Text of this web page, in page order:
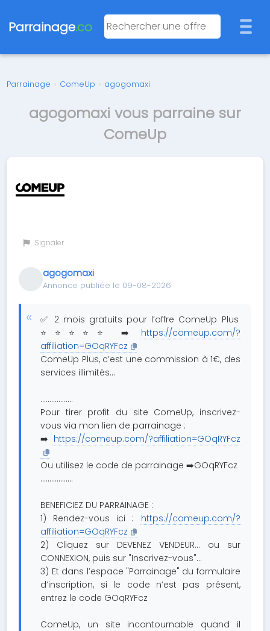
Parrainage.co
Parrainage › ComeUp › agogomaxi
agogomaxi vous parraine sur
ComeUp
Signaler
agogomaxi
Annonce publiée le 09-08-2026
✅ 2 mois gratuits pour l’offre ComeUp Plus
⭐⭐⭐⭐⭐ ➡️
https://comeup.com/?
affiliation=GOqRYFcz
ComeUp Plus, c’est une commission à 1€, des
services illimités…
………………
Pour tirer profit du site ComeUp, inscrivez-
vous via mon lien de parrainage :
➡️ https://comeup.com/?affiliation=GOqRYFcz
Ou utilisez le code de parrainage ➡️GOqRYFcz
…………......
BENEFICIEZ DU PARRAINAGE :
1) Rendez-vous ici :
https://comeup.com/?
affiliation=GOqRYFcz
2) Cliquez sur DEVENEZ VENDEUR… ou sur
CONNEXION, puis sur "Inscrivez-vous"…
3) Et dans l’espace "Parrainage" du formulaire
d’inscription, si le code n’est pas présent,
entrez le code GOqRYFcz
ComeUp, un site incontournable quand il